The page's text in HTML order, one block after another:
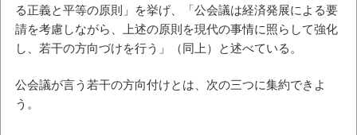
る正義と平等の原則」を挙げ、「公会議は経済発展による要
請を考慮しながら、上述の原則を現代の事情に照らして強化
し、若干の方向づけを行う」（同上）と述べている。
公会議が言う若干の方向付けとは、次の三つに集約できよ
う。